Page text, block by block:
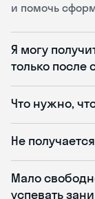
и помочь
Я могу
только после
Что нужно,
Не
Мало
успевать